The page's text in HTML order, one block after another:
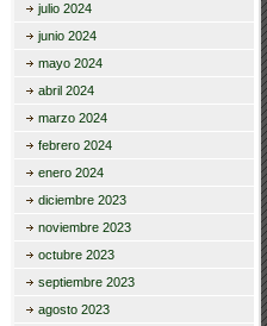
julio 2024
junio 2024
mayo 2024
abril 2024
marzo 2024
febrero 2024
enero 2024
diciembre 2023
noviembre 2023
octubre 2023
septiembre 2023
agosto 2023